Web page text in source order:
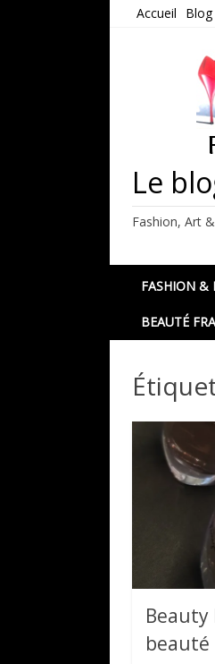
Accueil Blog
Le
Fashion, Art
FASHION &
BEAUTÉ
Beauty
beauté